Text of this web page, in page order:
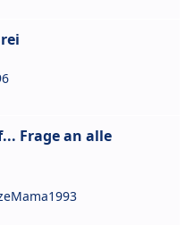
Frage an alle